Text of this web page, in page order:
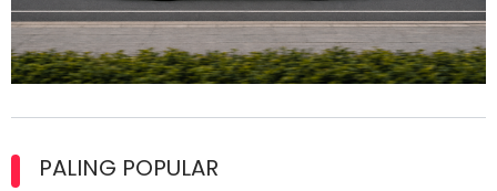
lesen separuh pertama 2026
PALING POPULAR